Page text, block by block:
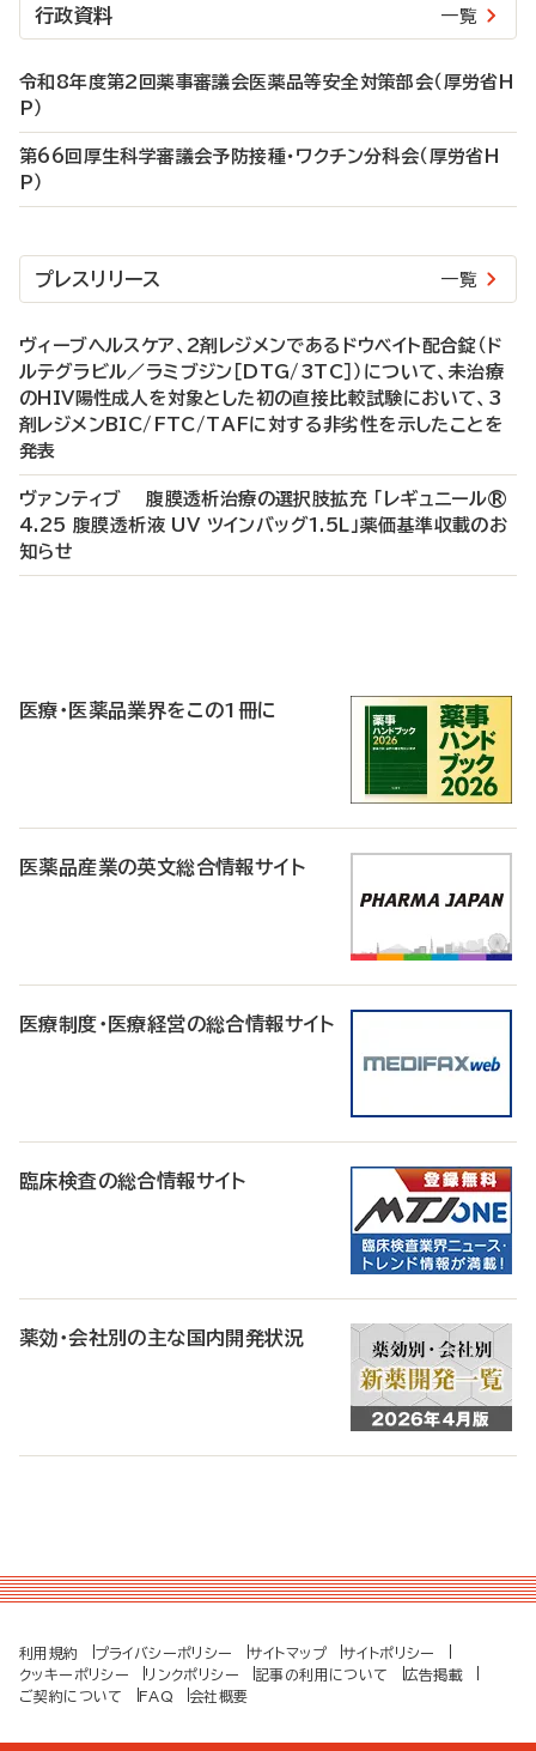
行政資料 一覧
令和8年度第2回薬事審議会医薬品等安全対策部会（厚労省H
P）
第66回厚生科学審議会予防接種・ワクチン分科会（厚労省H
P）
プレスリリース 一覧
ヴィーブヘルスケア、2剤レジメンであるドウベイト配合錠（ド
ルテグラビル／ラミブジン［DTG/3TC］）について、未治療
のHIV陽性成人を対象とした初の直接比較試験において、3
剤レジメンBIC/FTC/TAFに対する非劣性を示したことを
発表
ヴァンティブ 腹膜透析治療の選択肢拡充 「レギュニール®
4.25 腹膜透析液 UV ツインバッグ1.5L」薬価基準収載のお
知らせ
医療・医薬品業界をこの1冊に
医薬品産業の英文総合情報サイト
医療制度・医療経営の総合情報サイト
臨床検査の総合情報サイト
薬効・会社別の主な国内開発状況
利用規約 プライバシーポリシー サイトマップ
サイトポリシー
クッキーポリシー
リンクポリシー 記事の利用について
広告掲載
ご契約について
FAQ 会社概要